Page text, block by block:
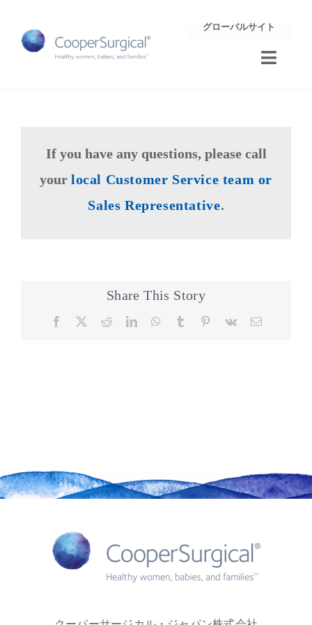
content
グローバルサイト
Toggle
サポート
企業情報
If you have any questions, please call
your local Customer Service team or
Sales Representative.
Share This Story
Facebook RedditLinkedInWhatsApp
Tumblr Pinterest
Vk Email